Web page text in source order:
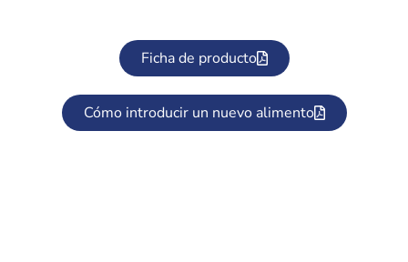
Ficha de producto
Cómo introducir un nuevo alimento